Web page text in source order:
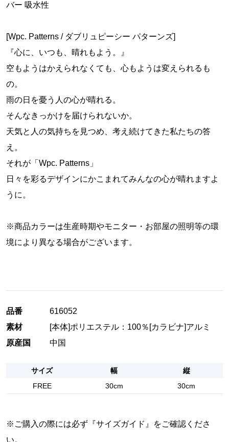
バー 吸水性
[Wpc. Patterns / ダブリュピーシー パターンズ]
『心に、いつも、晴れもよう。』
空もようはかえられなくても、心もようは変えられるも
の。
雨の日を憂う人の心が晴れる。
そんなきっかけを届けられないか。
天気と人の気持ちを見つめ、考え続けてきた私たちの答
え。
それが「Wpc. Patterns」
日々を彩るデザインにかこまれてみんなの心が晴れますよ
うに。
※商品カラーは生産時期やモニター・お部屋の照明等の環
境により異なる場合がございます。
品番
616052
素材
[本体]ポリエステル：100％[カラビナ]アルミ
原産国
中国
サイズ 幅
縦
FREE
30cm 30cm
※ご購入の際には必ず『サイズガイド 』をご確認くださ
い。